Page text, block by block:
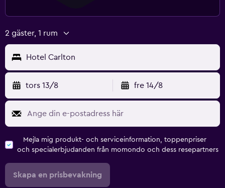
2 gäster, 1 rum
Hotel Carlton
tors 13/8 fre 14/8
Mejla mig produkt- och serviceinformation, toppenpriser
och specialerbjudanden från momondo och dess resepartners
Skapa en prisbevakning